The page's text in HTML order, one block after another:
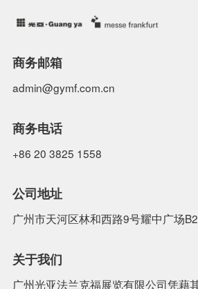
商务邮箱
admin@gymf.com.cn
商务电话
+86 20 3825 1558
公司地址
广州市天河区林和西路9号耀中广场
关于我们
广州光亚法兰克福展览有限公司凭藉